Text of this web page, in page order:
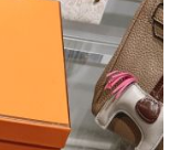
。最高品質の再現度を
得な割引をご利用いただ
グ最新モデルが登場。